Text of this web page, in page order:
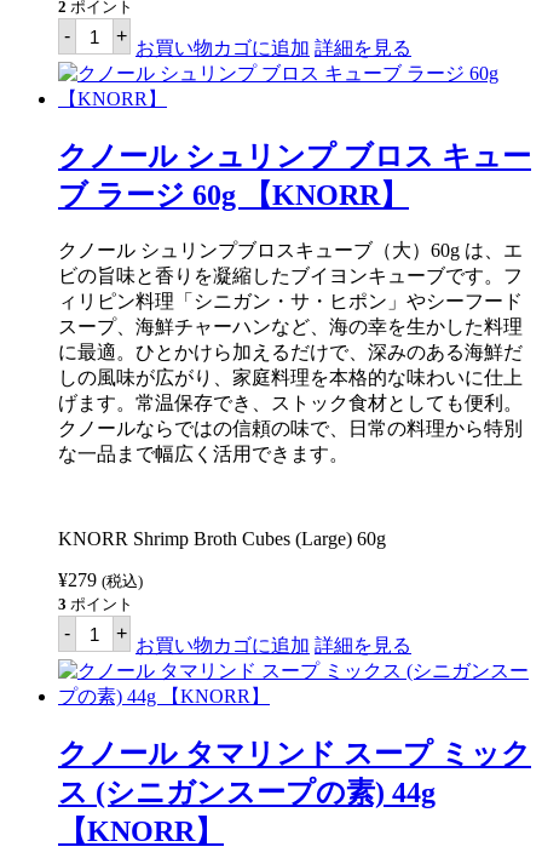
個
2 ポイント
- ク
ノ
ー
ル
ギ
タ
ア
ン
グ
ラ
イ
ミ
ッ
ク
（野
菜
の
コ
コ
ナ
ル
ク
煮
の
素）
40g
【KNORR】
個
+
お買い物カゴに追加 詳細を見る
クノール シュリンプ ブロス キュー
ブ ラージ 60g 【KNORR】
クノール シュリンプブロスキューブ（大）60g は、エ
ビの旨味と香りを凝縮したブイヨンキューブです。フ
ィリピン料理「シニガン・サ・ヒポン」やシーフード
スープ、海鮮チャーハンなど、海の幸を生かした料理
に最適。ひとかけら加えるだけで、深みのある海鮮だ
しの風味が広がり、家庭料理を本格的な味わいに仕上
げます。常温保存でき、ストック食材としても便利。
クノールならではの信頼の味で、日常の料理から特別
な一品まで幅広く活用できます。
KNORR Shrimp Broth Cubes (Large) 60g
¥279 (税込)
3 ポイント
- ク
ノ
ー
ル
シ
ン
プ
ブ
ロ
ス
+
お買い物カゴに追加 詳細を見る
クノール タマリンド スープ ミック
ス (シニガンスープの素) 44g
【KNORR】